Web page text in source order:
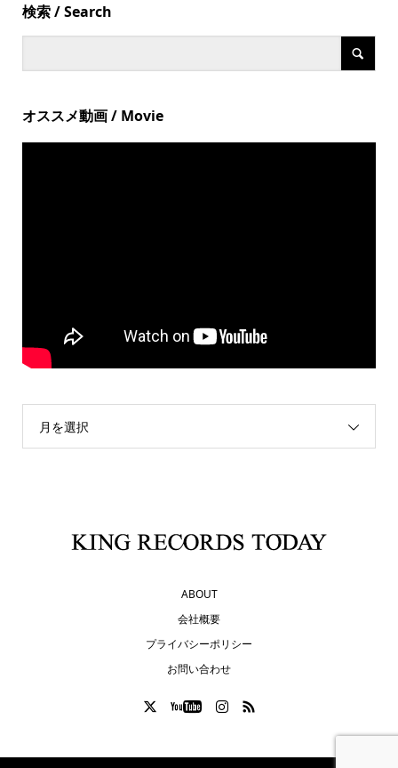
検索 / Search
オススメ動画 / Movie
月を選択
ABOUT
会社概要
プライバシーポリシー
お問い合わせ